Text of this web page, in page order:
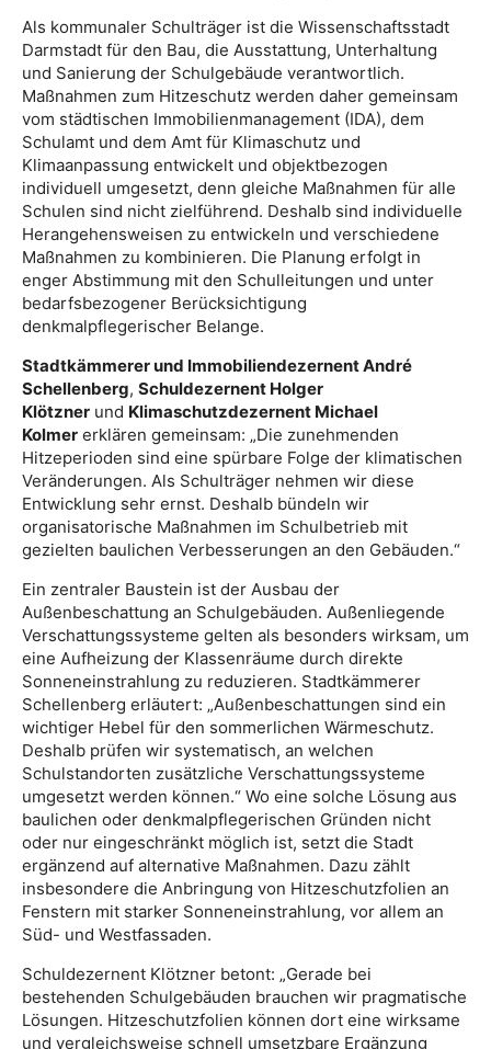
Als kommunaler Schulträger ist die Wissenschaftsstadt
Darmstadt für den Bau, die Ausstattung, Unterhaltung
und Sanierung der Schulgebäude verantwortlich.
Maßnahmen zum Hitzeschutz werden daher gemeinsam
vom städtischen Immobilienmanagement (IDA), dem
Schulamt und dem Amt für Klimaschutz und
Klimaanpassung entwickelt und objektbezogen
individuell umgesetzt, denn gleiche Maßnahmen für alle
Schulen sind nicht zielführend. Deshalb sind individuelle
Herangehensweisen zu entwickeln und verschiedene
Maßnahmen zu kombinieren. Die Planung erfolgt in
enger Abstimmung mit den Schulleitungen und unter
bedarfsbezogener Berücksichtigung
denkmalpflegerischer Belange.
Stadtkämmerer und Immobiliendezernent André
Schellenberg, Schuldezernent Holger
Klötzner und Klimaschutzdezernent Michael
Kolmer erklären gemeinsam: „Die zunehmenden
Hitzeperioden sind eine spürbare Folge der klimatischen
Veränderungen. Als Schulträger nehmen wir diese
Entwicklung sehr ernst. Deshalb bündeln wir
organisatorische Maßnahmen im Schulbetrieb mit
gezielten baulichen Verbesserungen an den Gebäuden.“
Ein zentraler Baustein ist der Ausbau der
Außenbeschattung an Schulgebäuden. Außenliegende
Verschattungssysteme gelten als besonders wirksam, um
eine Aufheizung der Klassenräume durch direkte
Sonneneinstrahlung zu reduzieren. Stadtkämmerer
Schellenberg erläutert: „Außenbeschattungen sind ein
wichtiger Hebel für den sommerlichen Wärmeschutz.
Deshalb prüfen wir systematisch, an welchen
Schulstandorten zusätzliche Verschattungssysteme
umgesetzt werden können.“ Wo eine solche Lösung aus
baulichen oder denkmalpflegerischen Gründen nicht
oder nur eingeschränkt möglich ist, setzt die Stadt
ergänzend auf alternative Maßnahmen. Dazu zählt
insbesondere die Anbringung von Hitzeschutzfolien an
Fenstern mit starker Sonneneinstrahlung, vor allem an
Süd- und Westfassaden.
Schuldezernent Klötzner betont: „Gerade bei
bestehenden Schulgebäuden brauchen wir pragmatische
Lösungen. Hitzeschutzfolien können dort eine wirksame
und vergleichsweise schnell umsetzbare Ergänzung